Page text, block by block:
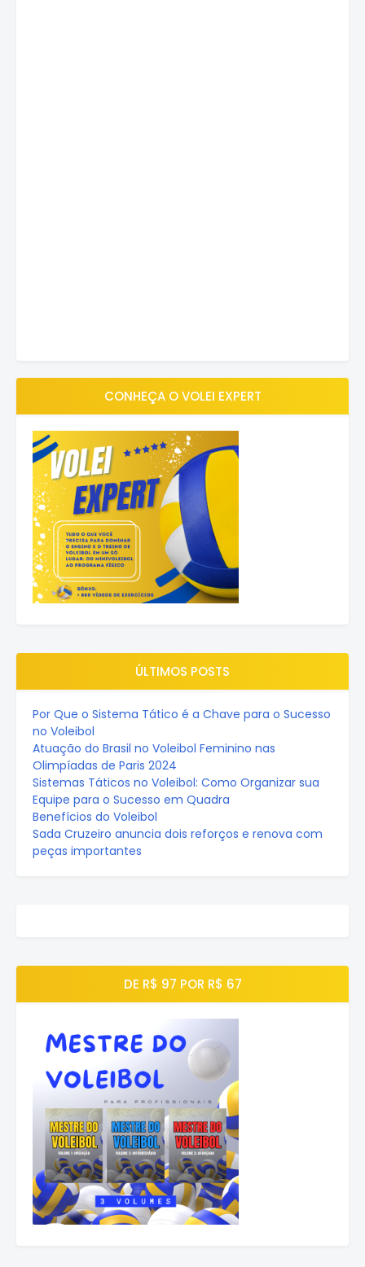
CONHEÇA O VOLEI EXPERT
ÚLTIMOS POSTS
Por Que o Sistema Tático é a Chave para o Sucesso
no Voleibol
Atuação do Brasil no Voleibol Feminino nas
Olimpíadas de Paris 2024
Sistemas Táticos no Voleibol: Como Organizar sua
Equipe para o Sucesso em Quadra
Benefícios do Voleibol
Sada Cruzeiro anuncia dois reforços e renova com
peças importantes
DE R$ 97 POR R$ 67